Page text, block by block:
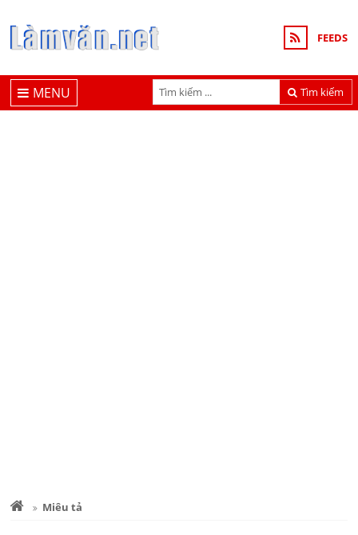
FEEDS
Tìm kiếm
MENU
Miêu tả